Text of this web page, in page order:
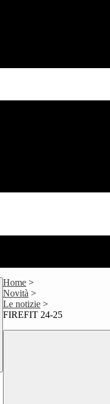
Home >
Novità >
Le notizie >
FIREFIT 24-25